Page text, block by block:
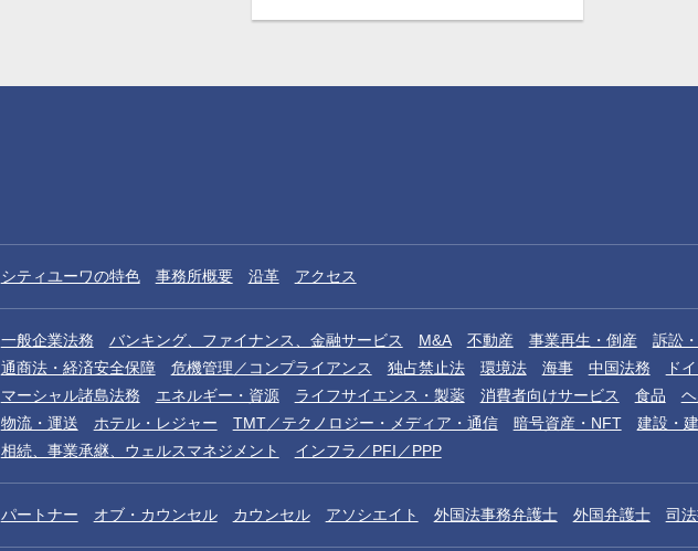
シティユーワの特色 事務所概要 沿革 アクセス
一般企業法務 バンキング、ファイナンス、金融サービス M&A 不動産 事業再生・倒産 訴訟
通商法・経済安全保障
危機管理／コンプライアンス 独占禁止法 環境法 海事 中国法務 ド
マーシャル諸島法務
エネルギー・資源 ライフサイエンス・製薬 消費者向けサービス 食品
物流・運送
ホテル・レジャー TMT／テクノロジー・メディア・通信 暗号資産・NFT 建設・
相続、事業承継、ウェルスマネジメント
インフラ／PFI／PPP
パートナー オブ・カウンセル カウンセル アソシエイト 外国法事務弁護士 外国弁護士 司